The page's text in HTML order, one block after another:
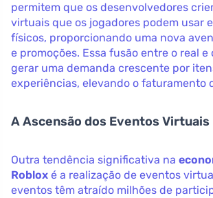
permitem que os desenvolvedores
virtuais que os jogadores podem usar
físicos, proporcionando uma nova
e promoções. Essa fusão entre o real
gerar uma demanda crescente por
experiências, elevando o faturamento
A Ascensão dos Eventos Virtuais
Outra tendência significativa na
Roblox é a realização de eventos
eventos têm atraído milhões de